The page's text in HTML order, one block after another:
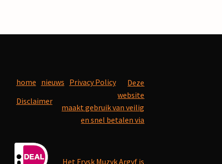
home nieuws Privacy Policy
Disclaimer
Deze
website
maakt gebruik van veilig
en snel betalen via
Het Frysk Muzyk Argyf is